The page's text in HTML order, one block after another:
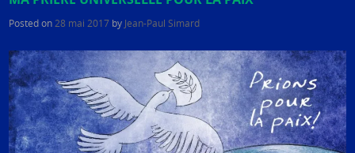
Posted on 28 mai 2017 by Jean-Paul Simard